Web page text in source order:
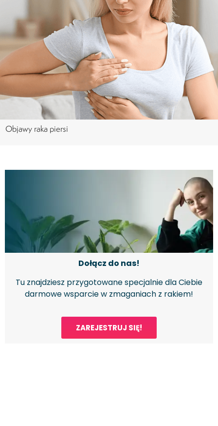
Objawy raka piersi
Dołącz do nas!
Tu znajdziesz przygotowane specjalnie dla Ciebie
darmowe wsparcie w zmaganiach z rakiem!
ZAREJESTRUJ SIĘ!